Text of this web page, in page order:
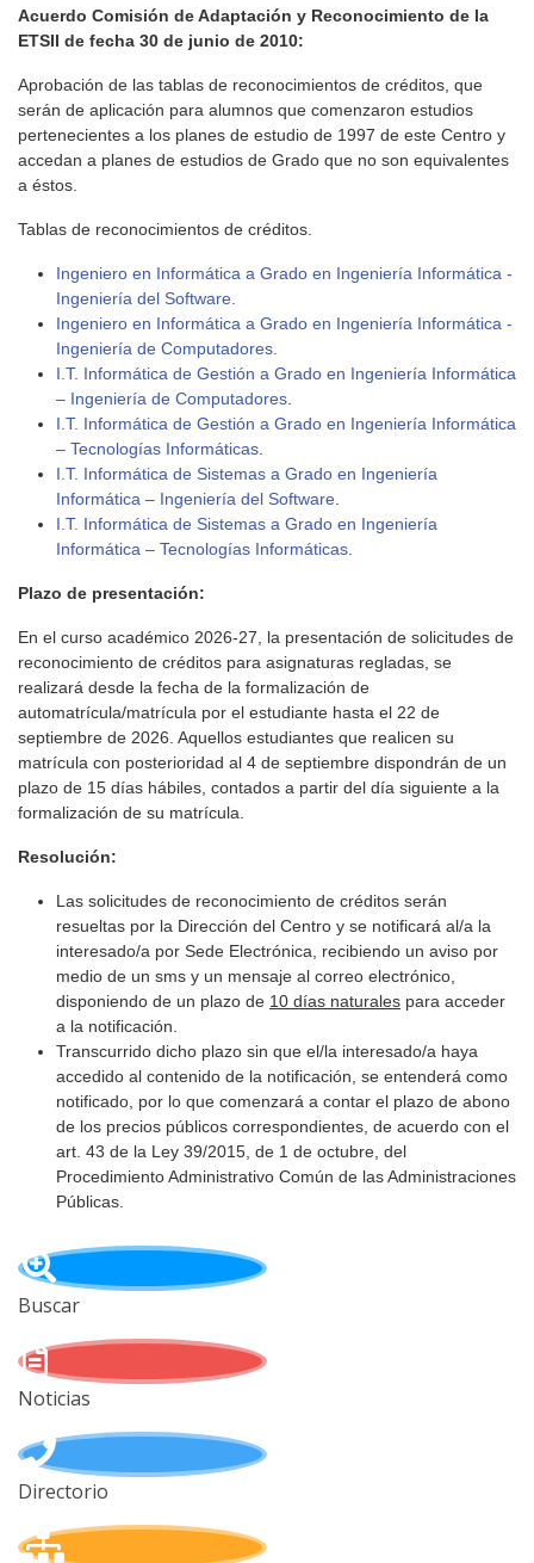
Acuerdo Comisión de Adaptación y Reconocimiento de la
ETSII de fecha 30 de junio de 2010:
Aprobación de las tablas de reconocimientos de créditos, que
serán de aplicación para alumnos que comenzaron estudios
pertenecientes a los planes de estudio de 1997 de este Centro y
accedan a planes de estudios de Grado que no son equivalentes
a éstos.
Tablas de reconocimientos de créditos.
Ingeniero en Informática a Grado en Ingeniería Informática -
Ingeniería del Software.
Ingeniero en Informática a Grado en Ingeniería Informática -
Ingeniería de Computadores.
I.T. Informática de Gestión a Grado en Ingeniería Informática
– Ingeniería de Computadores
I.T. Informática de Gestión a Grado en Ingeniería Informática
– Tecnologías Informáticas
I.T. Informática de Sistemas a Grado en Ingeniería
Informática – Ingeniería del Software
I.T. Informática de Sistemas a Grado en Ingeniería
Informática – Tecnologías Informáticas
Plazo de presentación:
En el curso académico 2026-27, la presentación de solicitudes de
reconocimiento de créditos para asignaturas regladas, se
realizará desde la fecha de la formalización de
automatrícula/matrícula por el estudiante hasta el 22 de
septiembre de 2026. Aquellos estudiantes que realicen su
matrícula con posterioridad al 4 de septiembre dispondrán de un
plazo de 15 días hábiles, contados a partir del día siguiente a la
formalización de su matrícula.
Resolución:
Las solicitudes de reconocimiento de créditos serán
resueltas por la Dirección del Centro y se notificará al/a la
interesado/a por Sede Electrónica, recibiendo un aviso por
medio de un sms y un mensaje al correo electrónico,
disponiendo de un plazo de 10 días naturales para acceder
a la notificación.
Transcurrido dicho plazo sin que el/la interesado/a haya
accedido al contenido de la notificación, se entenderá como
notificado, por lo que comenzará a contar el plazo de abono
de los precios públicos correspondientes, de acuerdo con el
art. 43 de la Ley 39/2015, de 1 de octubre, del
Procedimiento Administrativo Común de las Administraciones
Públicas.
Buscar
Noticias
Directorio